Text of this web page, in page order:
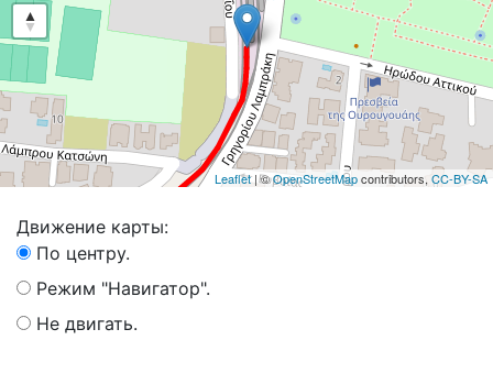
Leaflet| ©OpenStreetMapcontributors, CC-BY-SA
Движение карты:
По центру.
Режим "Навигатор".
Не двигать.